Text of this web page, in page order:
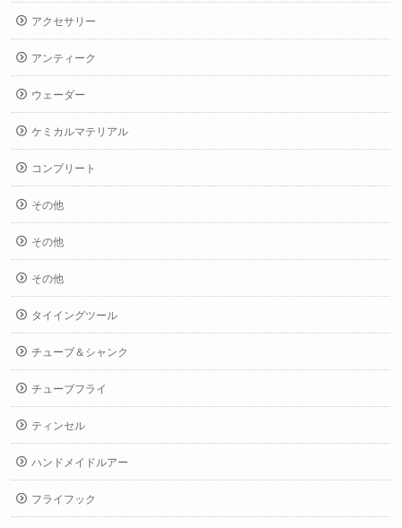
アクセサリー
アンティーク
ウェーダー
ケミカルマテリアル
コンプリート
その他
その他
その他
タイイングツール
チューブ＆シャンク
チューブフライ
ティンセル
ハンドメイドルアー
フライフック